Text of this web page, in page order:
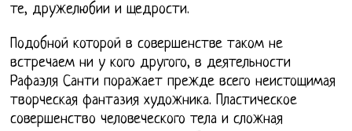
те, дружелюбии и щедрости.
Подобной которой в совершенстве таком не
встречаем ни у кого другого, в деятельности
Рафаэля Санти поражает прежде всего неистощимая
творческая фантазия художника. Пластическое
совершенство человеческого тела и сложная